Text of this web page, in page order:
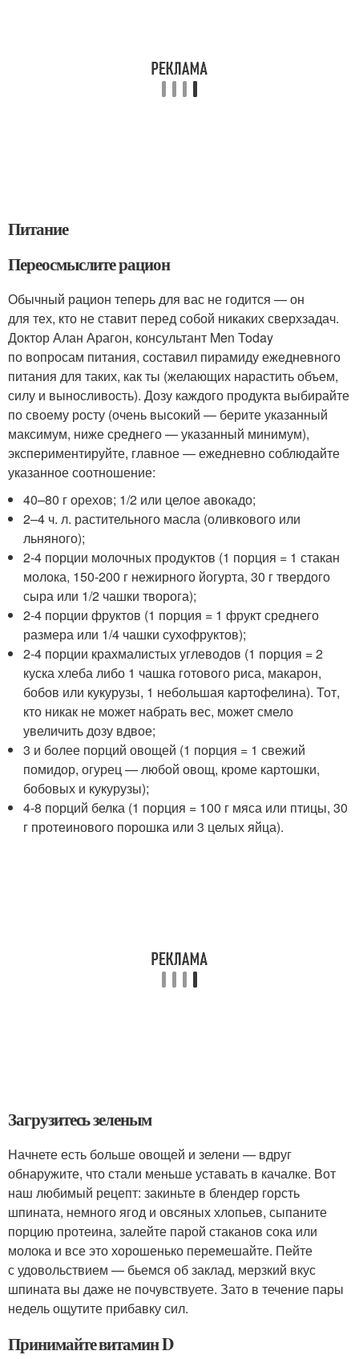
Питание
Переосмыслите рацион
Обычный рацион теперь для вас не годится — он
для тех, кто не ставит перед собой никаких сверхзадач.
Доктор Алан Арагон, консультант Men Today
по вопросам питания, составил пирамиду ежедневного
питания для таких, как ты (желающих нарастить объем,
силу и выносливость). Дозу каждого продукта выбирайте
по своему росту (очень высокий — берите указанный
максимум, ниже среднего — указанный минимум),
экспериментируйте, главное — ежедневно соблюдайте
указанное соотношение:
40–80 г орехов; 1/2 или целое авокадо;
2–4 ч. л. растительного масла (оливкового или
льняного);
2-4 порции молочных продуктов (1 порция = 1 стакан
молока, 150-200 г нежирного йогурта, 30 г твердого
сыра или 1/2 чашки творога);
2-4 порции фруктов (1 порция = 1 фрукт среднего
размера или 1/4 чашки сухофруктов);
2-4 порции крахмалистых углеводов (1 порция = 2
куска хлеба либо 1 чашка готового риса, макарон,
бобов или кукурузы, 1 небольшая картофелина). Тот,
кто никак не может набрать вес, может смело
увеличить дозу вдвое;
3 и более порций овощей (1 порция = 1 свежий
помидор, огурец — любой овощ, кроме картошки,
бобовых и кукурузы);
4-8 порций белка (1 порция = 100 г мяса или птицы, 30
г протеинового порошка или 3 целых яйца).
Загрузитесь зеленым
Начнете есть больше овощей и зелени — вдруг
обнаружите, что стали меньше уставать в качалке. Вот
наш любимый рецепт: закиньте в блендер горсть
шпината, немного ягод и овсяных хлопьев, сыпаните
порцию протеина, залейте парой стаканов сока или
молока и все это хорошенько перемешайте. Пейте
с удовольствием — бьемся об заклад, мерзкий вкус
шпината вы даже не почувствуете. Зато в течение пары
недель ощутите прибавку сил.
Принимайте витамин D